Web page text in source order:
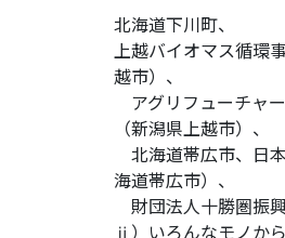
北海道下川町、
上越バイオマス循環
越市）、
アグリフューチャ
（新潟県上越市）、
北海道帯広市、日
海道帯広市）、
財団法人十勝圏振
ⅱ）いろんなモノか